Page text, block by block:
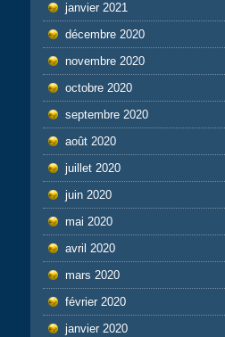
janvier 2021
décembre 2020
novembre 2020
octobre 2020
septembre 2020
août 2020
juillet 2020
juin 2020
mai 2020
avril 2020
mars 2020
février 2020
janvier 2020